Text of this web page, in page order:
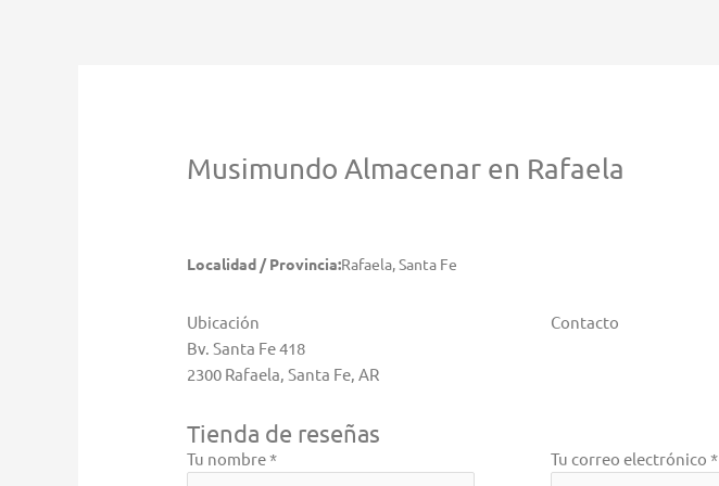
MusimundoAlmacenar en Rafaela
Localidad / Provincia:Rafaela, Santa Fe
Ubicación
Bv. Santa Fe 418
2300 Rafaela, Santa Fe, AR
Contacto
Tienda de reseñas
Tu nombre * Tu correo electrónico *